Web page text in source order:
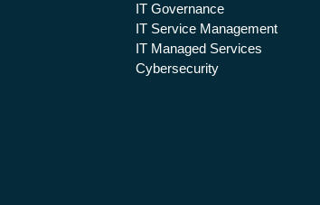
IT Governance
IT Service Management
IT Managed Services
Cybersecurity